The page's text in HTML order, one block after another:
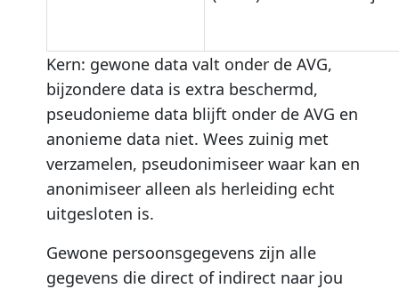
Kern: gewone data valt onder de AVG,
bijzondere data is extra beschermd,
pseudonieme data blijft onder de AVG en
anonieme data niet. Wees zuinig met
verzamelen, pseudonimiseer waar kan en
anonimiseer alleen als herleiding echt
uitgesloten is.
Gewone persoonsgegevens zijn alle
gegevens die direct of indirect naar jou